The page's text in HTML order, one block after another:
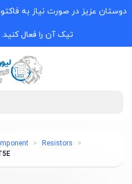
دوستان عزیز در صورت نیاز به
تیک آن را فعال کنید.
Resistors